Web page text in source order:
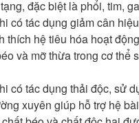
đặc biệt là phổi, tim,
có tác dụng giảm cân
thích hệ tiêu hóa hoạt
và mỡ thừa trong cơ thể
có tác dụng thải độc, sử
xuyên giúp hỗ trợ hệ